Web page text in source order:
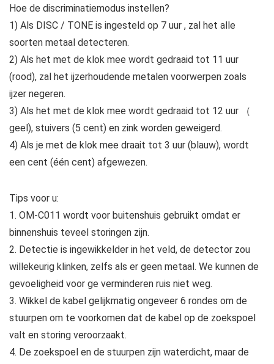
Hoe de discriminatiemodus instellen?
1) Als DISC / TONE is ingesteld op 7 uur , zal het alle
soorten metaal detecteren.
2) Als het met de klok mee wordt gedraaid tot 11 uur
(rood), zal het ijzerhoudende metalen voorwerpen zoals
ijzer negeren.
3) Als het met de klok mee wordt gedraaid tot 12 uur （
geel), stuivers (5 cent) en zink worden geweigerd.
4) Als je met de klok mee draait tot 3 uur (blauw), wordt
een cent (één cent) afgewezen.
Tips voor u:
1. OM-C011 wordt voor buitenshuis gebruikt omdat er
binnenshuis teveel storingen zijn.
2. Detectie is ingewikkelder in het veld, de detector zou
willekeurig klinken, zelfs als er geen metaal. We kunnen de
gevoeligheid voor ge verminderen ruis niet weg.
3. Wikkel de kabel gelijkmatig ongeveer 6 rondes om de
stuurpen om te voorkomen dat de kabel op de zoekspoel
valt en storing veroorzaakt.
4. De zoekspoel en de stuurpen zijn waterdicht, maar de